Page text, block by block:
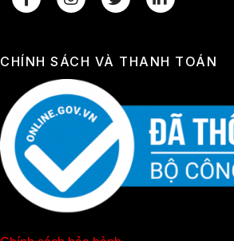
CHÍNH SÁCH VÀ THANH TOÁN